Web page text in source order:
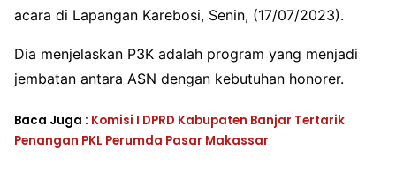
acara di Lapangan Karebosi, Senin, (17/07/2023).
Dia menjelaskan P3K adalah program yang menjadi
jembatan antara ASN dengan kebutuhan honorer.
Baca Juga : Komisi I DPRD Kabupaten Banjar Tertarik
Penangan PKL Perumda Pasar Makassar